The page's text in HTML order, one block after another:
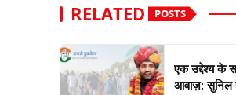
RELATED POSTS
एक उद्देश्य के
आवाज़: सुनिल